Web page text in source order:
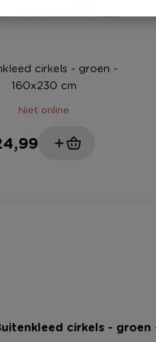
cirkels - groen -
160x230 cm
Niet online
cirkels -